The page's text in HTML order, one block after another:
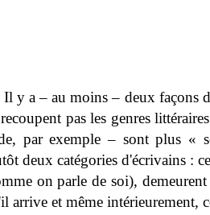
Il y a – au moins – deux façons
pas les genres
par exemple – sont plus «
deux catégories d'écrivains :
on parle de soi),
arrive et même intérieurement,